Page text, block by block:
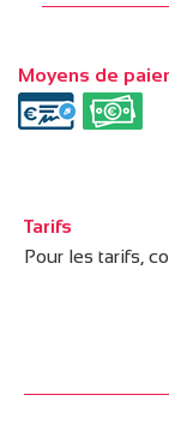
Moyens de
Tarifs
Pour les tarifs,